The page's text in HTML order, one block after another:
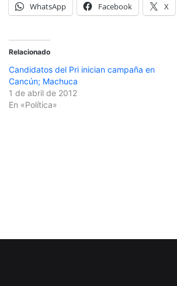
WhatsApp Facebook X
Relacionado
Candidatos del Pri inician campaña en
Cancún; Machuca
1 de abril de 2012
En «Política»